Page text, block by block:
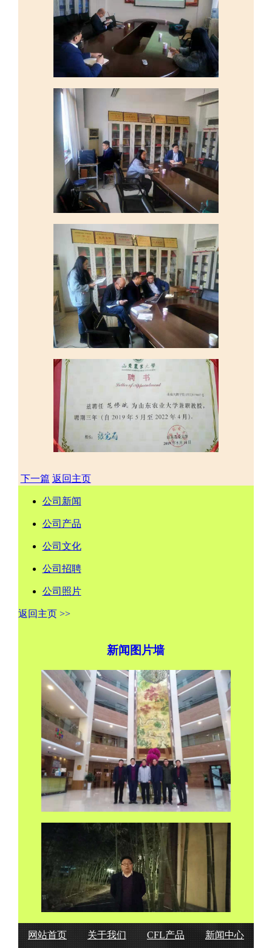
下一篇 返回主页
公司新闻
公司产品
公司文化
公司招聘
公司照片
返回主页 >>
新闻图片墙
网站首页 关于我们 CFL产品 新闻中心